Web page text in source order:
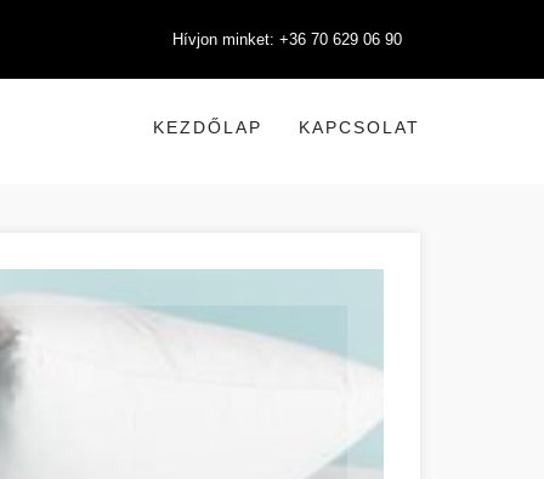
Hívjon minket: +36 70 629 06 90
KEZDŐLAP KAPCSOLAT